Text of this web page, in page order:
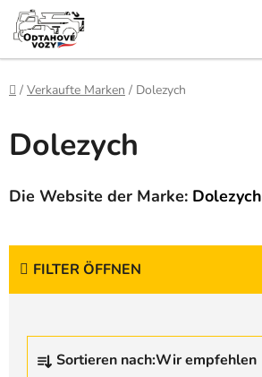
Zum
Inhalt
springen
Startseite
/ Verkaufte Marken / Dolezych
Dolezych
Die Website der Marke: Dolezych
FILTER ÖFFNEN
P
Sortieren nach:Wir empfehlen